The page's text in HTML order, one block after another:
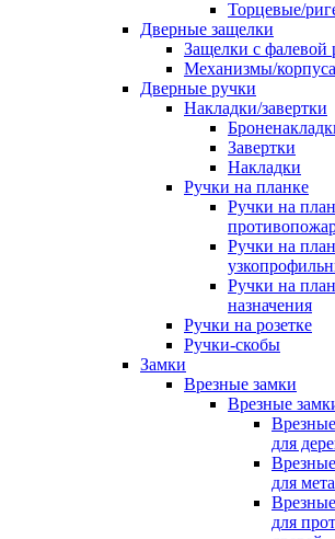
Торцевые/
Дверные защелки
Защелки с фалевой
Механизмы/
Дверные ручки
Накладки/завертки
Завертки
Накладки
Ручки на планке
Ручки на
Ручки на
Ручки на
назначения
Ручки на розетке
Ручки-скобы
Замки
Врезные замки
Врезные
для
для
для